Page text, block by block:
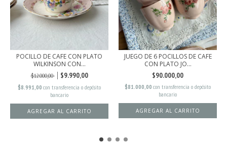
POCILLO DE CAFE CON PLATO
WILKINSON CON...
$12.000,00 $9.990,00
$8.991,00 con transferencia o depósito
bancario
JUEGO DE 6 POCILLOS DE CAFE
CON PLATO JO...
$90.000,00
$81.000,00 con transferencia o depósito
bancario